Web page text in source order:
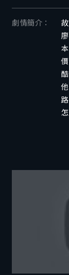
劇情簡介：